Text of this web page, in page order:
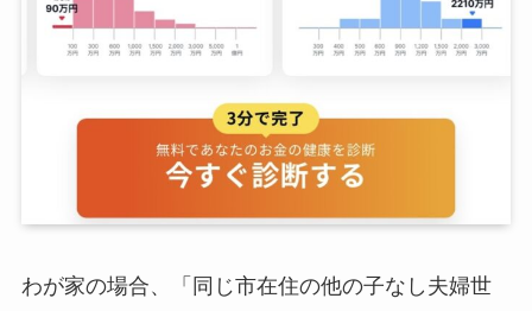
わが家の場合、「同じ市在住の他の子なし夫婦世